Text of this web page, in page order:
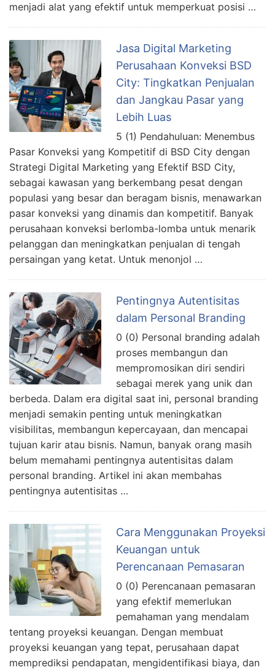
menjadi alat yang efektif untuk memperkuat posisi …
Jasa Digital Marketing
Perusahaan Konveksi BSD
City: Tingkatkan Penjualan
dan Jangkau Pasar yang
Lebih Luas
5 (1) Pendahuluan: Menembus
Pasar Konveksi yang Kompetitif di BSD City dengan
Strategi Digital Marketing yang Efektif BSD City,
sebagai kawasan yang berkembang pesat dengan
populasi yang besar dan beragam bisnis, menawarkan
pasar konveksi yang dinamis dan kompetitif. Banyak
perusahaan konveksi berlomba-lomba untuk menarik
pelanggan dan meningkatkan penjualan di tengah
persaingan yang ketat. Untuk menonjol …
Pentingnya Autentisitas
dalam Personal Branding
0 (0) Personal branding adalah
proses membangun dan
mempromosikan diri sendiri
sebagai merek yang unik dan
berbeda. Dalam era digital saat ini, personal branding
menjadi semakin penting untuk meningkatkan
visibilitas, membangun kepercayaan, dan mencapai
tujuan karir atau bisnis. Namun, banyak orang masih
belum memahami pentingnya autentisitas dalam
personal branding. Artikel ini akan membahas
pentingnya autentisitas …
Cara Menggunakan Proyeksi
Keuangan untuk
Perencanaan Pemasaran
0 (0) Perencanaan pemasaran
yang efektif memerlukan
pemahaman yang mendalam
tentang proyeksi keuangan. Dengan membuat
proyeksi keuangan yang tepat, perusahaan dapat
memprediksi pendapatan, mengidentifikasi biaya, dan